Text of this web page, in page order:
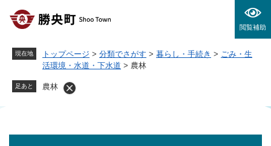
閲覧補助
現在地 トップページ > 分類でさがす > 暮らし・手続き > ごみ・生
活環境・水道・下水道 > 農林
足あと 農林